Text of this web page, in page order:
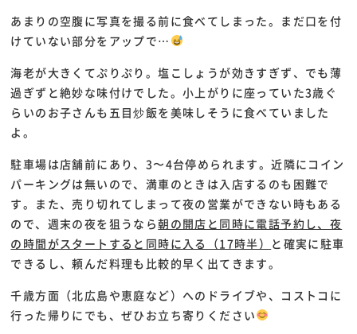
あまりの空腹に写真を撮る前に食べてしまった。まだ口を付
けていない部分をアップで…
海老が大きくてぷりぷり。塩こしょうが効きすぎず、でも薄
過ぎずと絶妙な味付けでした。小上がりに座っていた3歳ぐ
らいのお子さんも五目炒飯を美味しそうに食べていました
よ。
駐車場は店舗前にあり、3〜4台停められます。近隣にコイン
パーキングは無いので、満車のときは入店するのも困難で
す。また、売り切れてしまって夜の営業ができない時もある
ので、週末の夜を狙うなら朝の開店と同時に電話予約し、夜
の時間がスタートすると同時に入る（17時半） と確実に駐車
できるし、頼んだ料理も比較的早く出てきます。
千歳方面（北広島や恵庭など）へのドライブや、コストコに
行った帰りにでも、ぜひお立ち寄りください